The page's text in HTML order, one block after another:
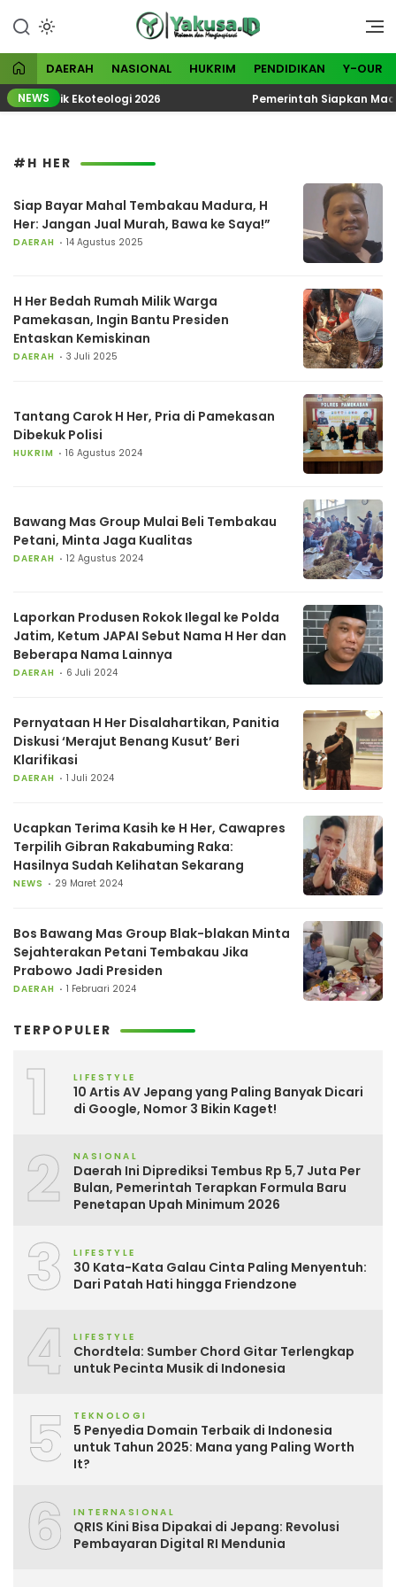
konten
Yakusa
Visioner dan Menginspirasi
DAERAH NASIONAL HUKRIM PENDIDIKAN Y-OUR
NEWS
Tematik Ekoteologi 2026 Pemerintah Siapkan
#H HER
Siap Bayar Mahal Tembakau Madura, H
Her: Jangan Jual Murah, Bawa ke Saya!”
DAERAH 14 Agustus 2025
H Her Bedah Rumah Milik Warga
Pamekasan, Ingin Bantu Presiden
Entaskan Kemiskinan
DAERAH 3 Juli 2025
Tantang Carok H Her, Pria di Pamekasan
Dibekuk Polisi
HUKRIM 16 Agustus 2024
Bawang Mas Group Mulai Beli Tembakau
Petani, Minta Jaga Kualitas
DAERAH 12 Agustus 2024
Laporkan Produsen Rokok Ilegal ke Polda
Jatim, Ketum JAPAI Sebut Nama H Her dan
Beberapa Nama Lainnya
DAERAH 6 Juli 2024
Pernyataan H Her Disalahartikan, Panitia
Diskusi ‘Merajut Benang Kusut’ Beri
Klarifikasi
DAERAH 1 Juli 2024
Ucapkan Terima Kasih ke H Her, Cawapres
Terpilih Gibran Rakabuming Raka:
Hasilnya Sudah Kelihatan Sekarang
NEWS 29 Maret 2024
Bos Bawang Mas Group Blak-blakan Minta
Sejahterakan Petani Tembakau Jika
Prabowo Jadi Presiden
DAERAH 1 Februari 2024
TERPOPULER
1 LIFESTYLE
10 Artis AV Jepang yang Paling Banyak Dicari
di Google, Nomor 3 Bikin Kaget!
2 NASIONAL
Daerah Ini Diprediksi Tembus Rp 5,7 Juta Per
Bulan, Pemerintah Terapkan Formula Baru
Penetapan Upah Minimum 2026
3 LIFESTYLE
30 Kata-Kata Galau Cinta Paling Menyentuh:
Dari Patah Hati hingga Friendzone
4 LIFESTYLE
Chordtela: Sumber Chord Gitar Terlengkap
untuk Pecinta Musik di Indonesia
5 TEKNOLOGI
5 Penyedia Domain Terbaik di Indonesia
untuk Tahun 2025: Mana yang Paling Worth
It?
6 INTERNASIONAL
QRIS Kini Bisa Dipakai di Jepang: Revolusi
Pembayaran Digital RI Mendunia